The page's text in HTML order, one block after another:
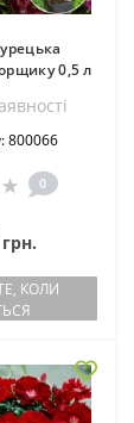
0,5 л
800066
0
КОЛИ